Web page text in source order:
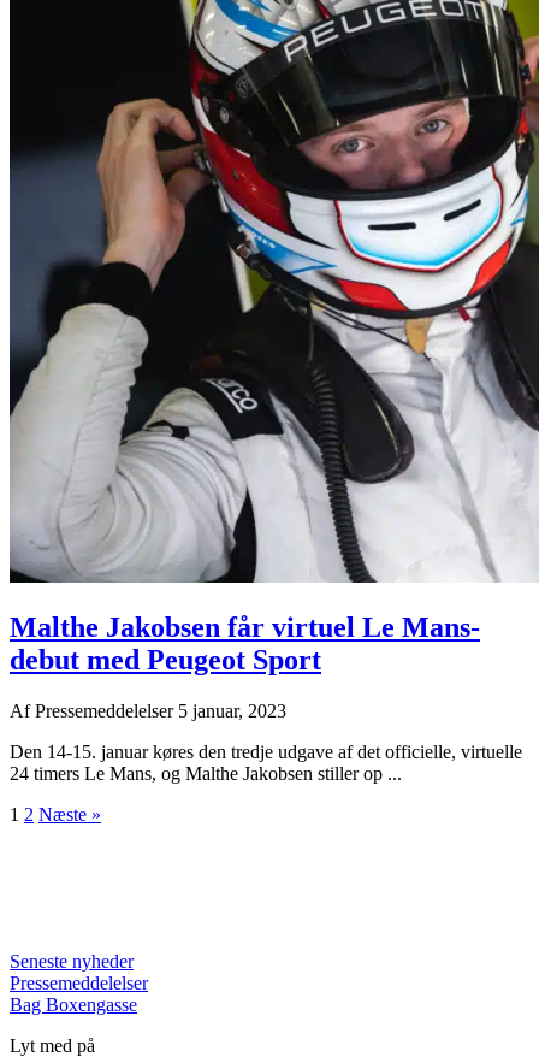
Malthe Jakobsen får virtuel Le Mans-
debut med Peugeot Sport
AfPressemeddelelser 5 januar, 2023
Den 14-15. januar køres den tredje udgave af det officielle, virtuelle
24 timers Le Mans, og Malthe Jakobsen stiller op ...
1 2 Næste »
Seneste nyheder
Pressemeddelelser
Bag Boxengasse
Lyt med på